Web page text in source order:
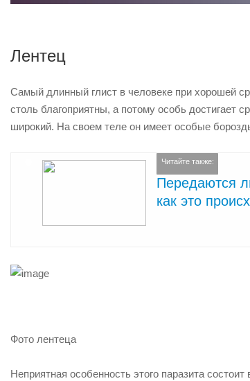
Лентец
Самый длинный глист в человеке при хорошей
столь благоприятны, а потому особь достигает
широкий. На своем теле он имеет особые
Читайте также:
Передаются
как это
Фото лентеца
Неприятная особенность этого паразита